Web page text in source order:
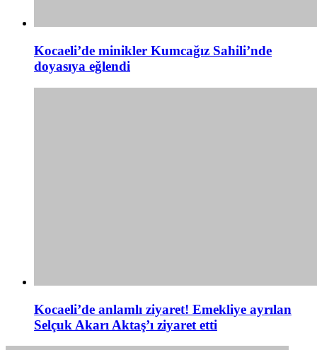
Kocaeli’de minikler Kumcağız Sahili’nde
doyasıya eğlendi
Kocaeli’de anlamlı ziyaret! Emekliye ayrılan
Selçuk Akarı Aktaş’ı ziyaret etti